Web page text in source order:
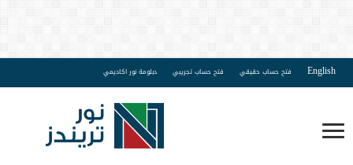
English فتح حساب حقيقي فتح حساب تجريبي دبلومة نور اكاديمي